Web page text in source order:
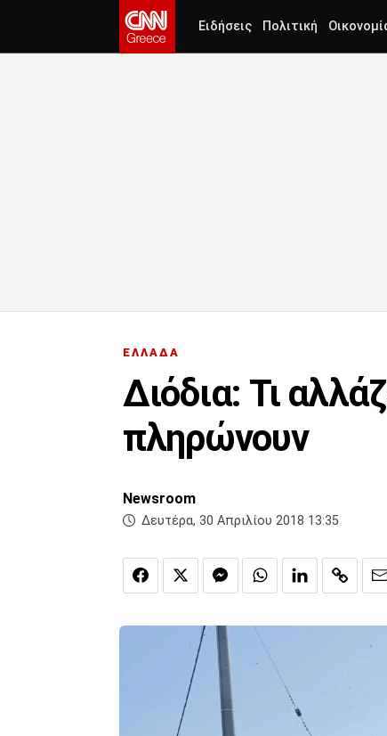
Ειδήσεις Πολιτική
ΕΛΛΑΔΑ
Διόδια: Τι
πληρώνουν
Newsroom
Δευτέρα, 30 Απριλίου 2018 13:35